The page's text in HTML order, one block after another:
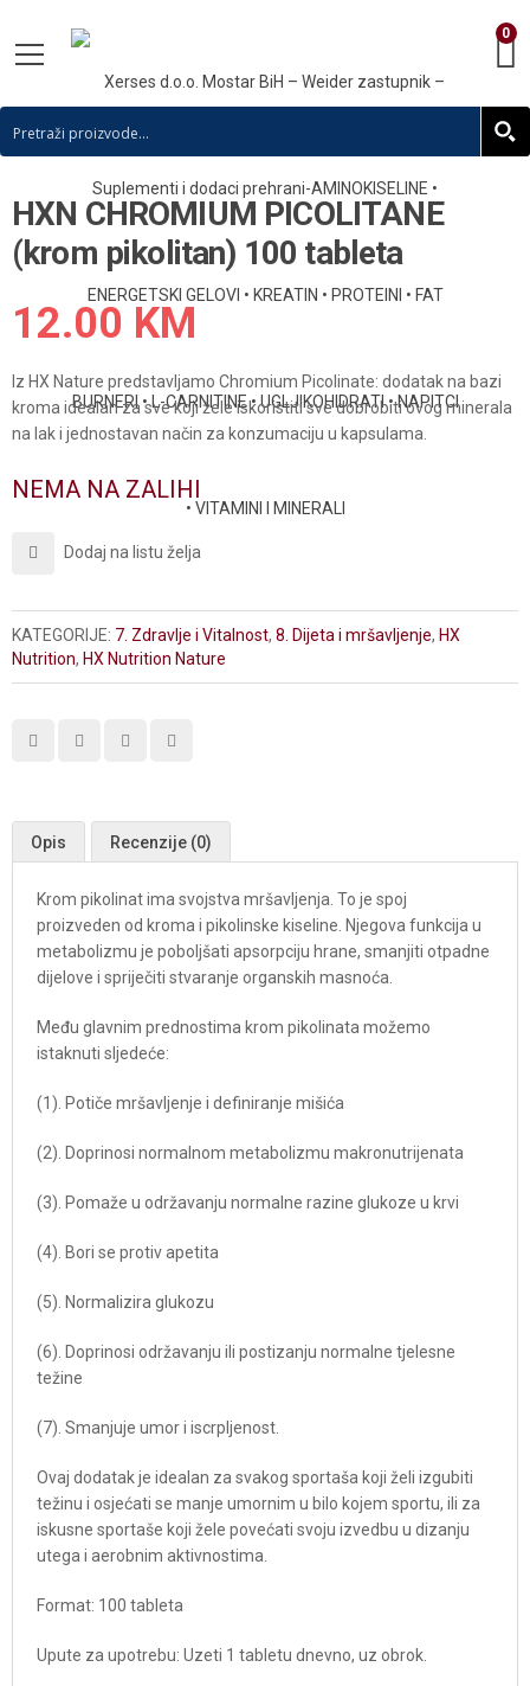
0
HXN CHROMIUM PICOLITANE
(krom pikolitan) 100 tableta
12.00 KM
Iz HX Nature predstavljamo Chromium Picolinate: dodatak na bazi
kroma idealan za sve koji žele iskoristiti sve dobrobiti ovog minerala
na lak i jednostavan način za konzumaciju u kapsulama.
NEMA NA ZALIHI
Dodaj na listu želja
KATEGORIJE: 7. Zdravlje i Vitalnost, 8. Dijeta i mršavljenje, HX
Nutrition, HX Nutrition Nature
Opis Recenzije (0)
Krom pikolinat ima svojstva mršavljenja. To je spoj
proizveden od kroma i pikolinske kiseline. Njegova funkcija u
metabolizmu je poboljšati apsorpciju hrane, smanjiti otpadne
dijelove i spriječiti stvaranje organskih masnoća.
Među glavnim prednostima krom pikolinata možemo
istaknuti sljedeće:
(1). Potiče mršavljenje i definiranje mišića
(2). Doprinosi normalnom metabolizmu makronutrijenata
(3). Pomaže u održavanju normalne razine glukoze u krvi
(4). Bori se protiv apetita
(5). Normalizira glukozu
(6). Doprinosi održavanju ili postizanju normalne tjelesne
težine
(7). Smanjuje umor i iscrpljenost.
Ovaj dodatak je idealan za svakog sportaša koji želi izgubiti
težinu i osjećati se manje umornim u bilo kojem sportu, ili za
iskusne sportaše koji žele povećati svoju izvedbu u dizanju
utega i aerobnim aktivnostima.
Format: 100 tableta
Upute za upotrebu: Uzeti 1 tabletu dnevno, uz obrok.